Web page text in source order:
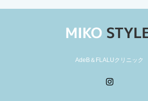
AdeB＆FLALUクリニック